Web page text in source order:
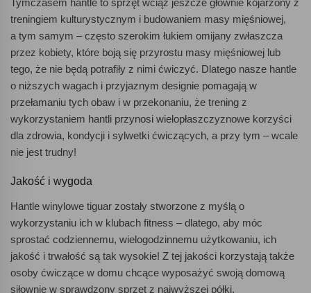
treningiem kulturystycznym i budowaniem masy mięśniowej,
a tym samym – często szerokim łukiem omijany zwłaszcza
przez kobiety, które boją się przyrostu masy mięśniowej lub
tego, że nie będą potrafiły z nimi ćwiczyć. Dlatego nasze hantle
o niższych wagach i przyjaznym designie pomagają w
przełamaniu tych obaw i w przekonaniu, że trening z
wykorzystaniem hantli przynosi wielopłaszczyznowe korzyści
dla zdrowia, kondycji i sylwetki ćwiczących, a przy tym – wcale
nie jest trudny!
Jakość i wygoda
Hantle winylowe tiguar zostały stworzone z myślą o
wykorzystaniu ich w klubach fitness – dlatego, aby móc
sprostać codziennemu, wielogodzinnemu użytkowaniu, ich
jakość i trwałość są tak wysokie! Z tej jakości korzystają także
osoby ćwiczące w domu chcące wyposażyć swoją domową
siłownię w sprawdzony sprzęt z najwyższej półki.